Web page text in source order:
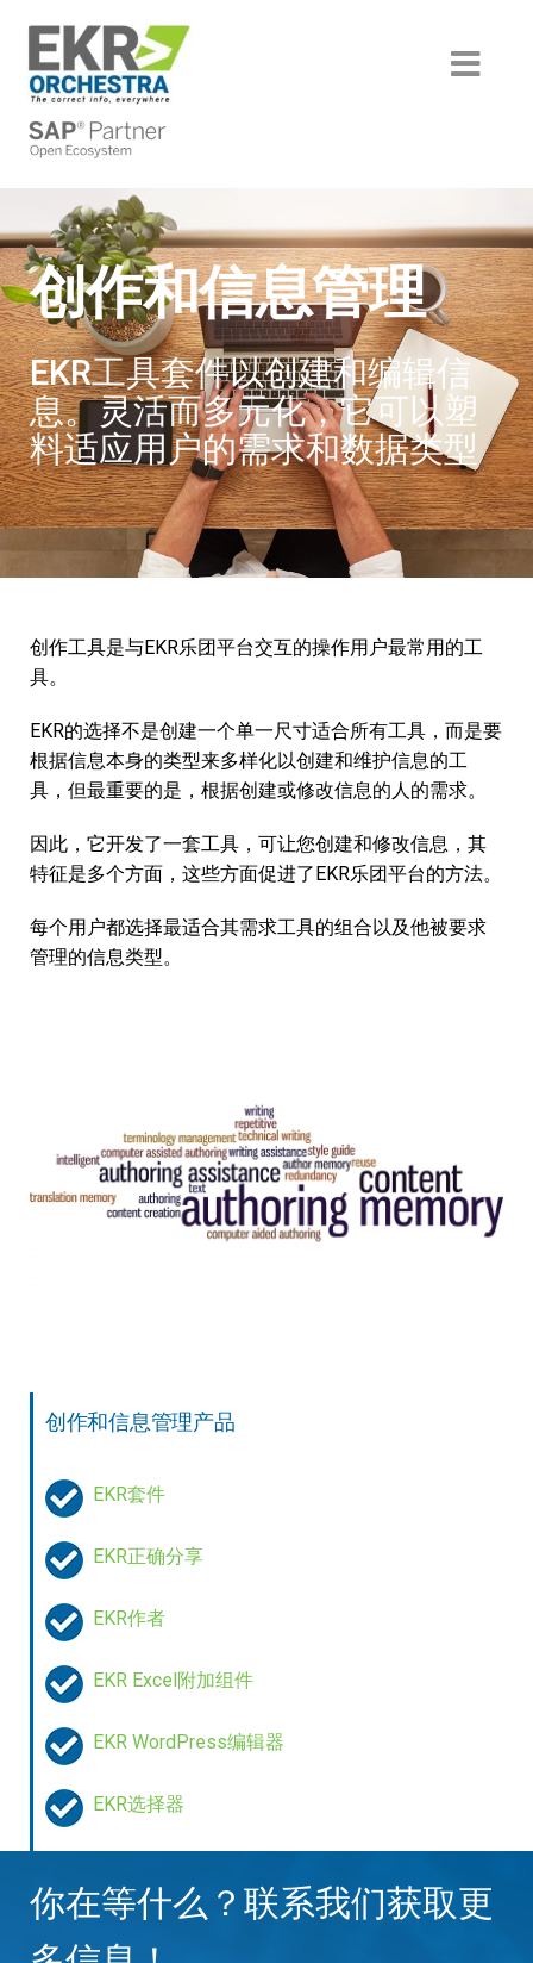
content
部门
HORECA
汽车
机械和包装
工业和设计组件
家庭和工业自动化
技术文档服务
一体化
Boteco
Baltur
Blue Box
Came
Camozzi
效率
Sipa
Fondital
表现
Gico
Lonati
MG2
Fratelli Comunello
产品
后端
技术
翻译和术语
创作和信息管理
媒体离线静态
在线动态在线
服务
分析
内容刺激
螺个手指
智能文档创建
旧系统集成
机构
历史
认识团队
跟我们工作
培训门户
下载和资源
视频
伙伴
翻译合作伙伴
翻译合作伙伴
技术合作伙伴
尝试EKR
创作和信息管理
EKR工具套件以创建和编辑信
息。灵活而多元化，它可以塑
料适应用户的需求和数据类型
创作工具是与EKR乐团平台交互的操作用户最常用的工
具。
EKR的选择不是创建一个单一尺寸适合所有工具，而是要
根据信息本身的类型来多样化以创建和维护信息的工
具，但最重要的是，根据创建或修改信息的人的需求。
因此，它开发了一套工具，可让您创建和修改信息，其
特征是多个方面，这些方面促进了EKR乐团平台的方法。
每个用户都选择最适合其需求工具的组合以及他被要求
管理的信息类型。
创作和信息管理产品
EKR套件
EKR正确分享
EKR作者
EKR Excel附加组件
EKR WordPress编辑器
EKR选择器
你在等什么？联系我们获取更